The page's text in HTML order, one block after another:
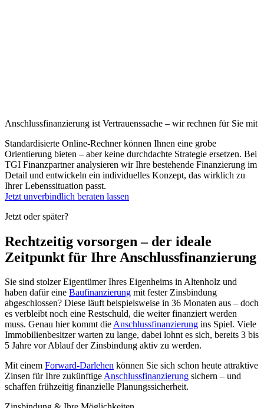
Anschlussfinanzierung ist Vertrauenssache – wir rechnen für Sie mit
Standardisierte Online-Rechner können Ihnen eine grobe
Orientierung bieten – aber keine durchdachte Strategie ersetzen. Bei
TGI Finanzpartner analysieren wir Ihre bestehende Finanzierung im
Detail und entwickeln ein individuelles Konzept, das wirklich zu
Ihrer Lebenssituation passt.
Jetzt unverbindlich beraten lassen
Jetzt oder später?
Rechtzeitig vorsorgen – der ideale
Zeitpunkt für Ihre Anschlussfinanzierung
Sie sind stolzer Eigentümer Ihres Eigenheims in Altenholz und
haben dafür eine Baufinanzierung mit fester Zinsbindung
abgeschlossen? Diese läuft beispielsweise in 36 Monaten aus – doch
es verbleibt noch eine Restschuld, die weiter finanziert werden
muss. Genau hier kommt dieAnschlussfinanzierung ins Spiel. Viele
Immobilienbesitzer warten zu lange, dabei lohnt es sich, bereits 3 bis
5 Jahre vor Ablauf der Zinsbindung aktiv zu werden.
Mit einem Forward-Darlehen können Sie sich schon heute attraktive
Zinsen für Ihre zukünftigeAnschlussfinanzierung sichern – und
schaffen frühzeitig finanzielle Planungssicherheit.